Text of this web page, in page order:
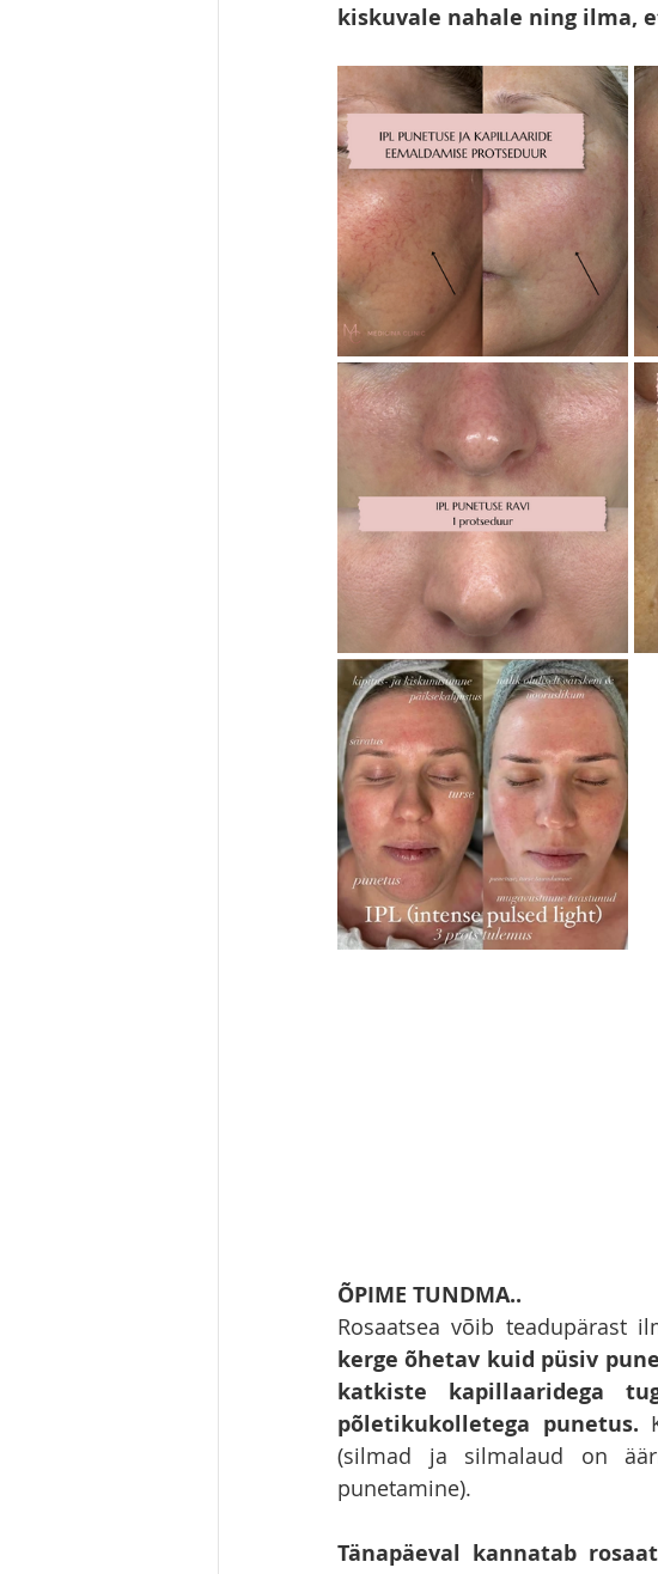
kiskuvale nahale ning ilma,
ÕPIME TUNDMA..
Rosaatsea võib
kerge õhetav kuid püsiv
katkiste kapillaaridega
põletikukolletega punetus.
(silmad ja silmalaud on
punetamine).
Tänapäeval kannatab